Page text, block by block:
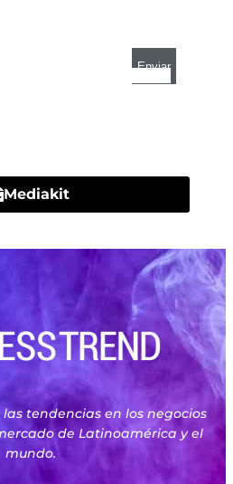
Mediakit
tendencias en los negocios
de Latinoamérica y el
mundo.